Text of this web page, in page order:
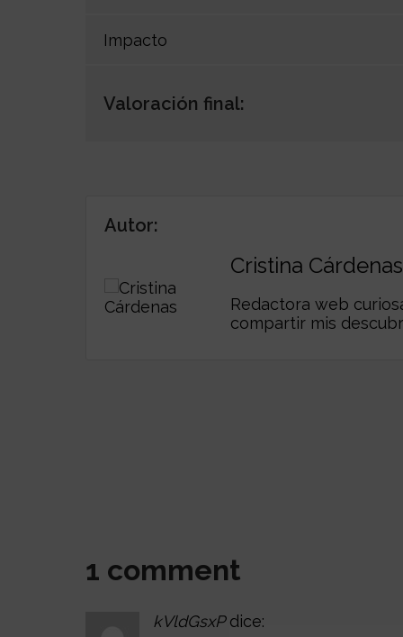
Impacto
Valoración final:
Autor:
Cristina Cárdenas
Redactora web
compartir mis
1 comment
kVldGsxP dice: